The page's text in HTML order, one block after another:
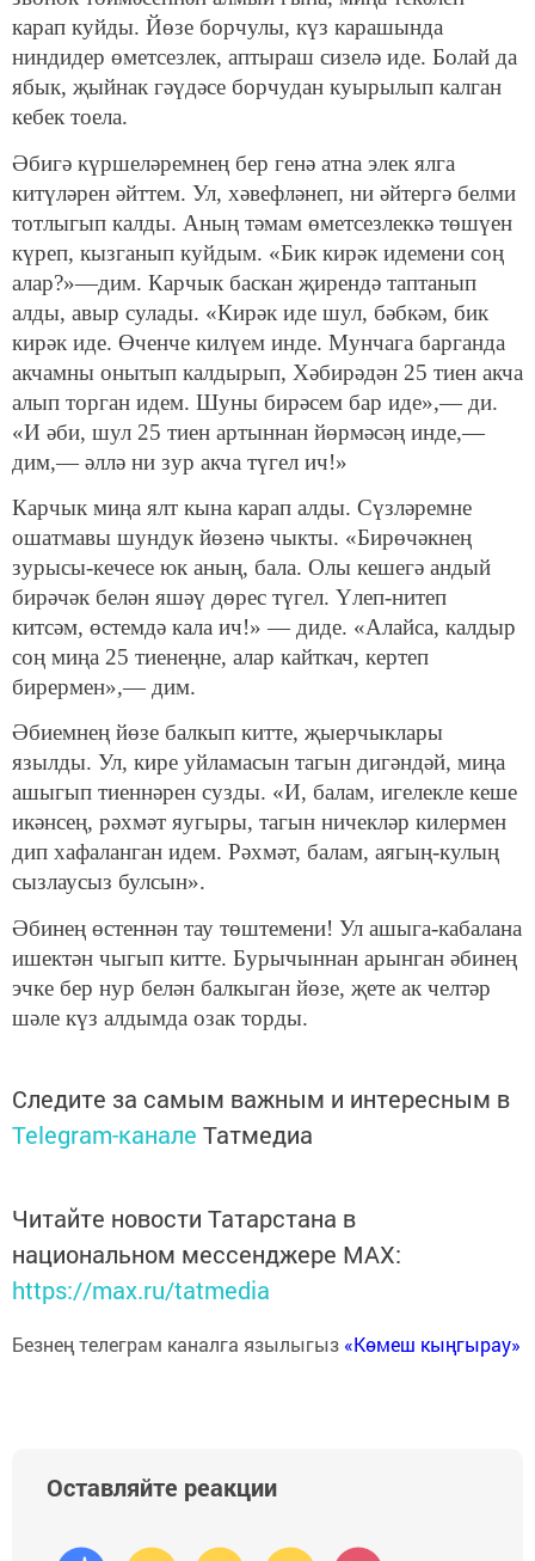
карап куйды. Йөзе борчулы, күз карашында
ниндидер өметсезлек, аптыраш сизелә иде. Болай да
ябык, җыйнак гәүдәсе борчудан куыры­лып калган
кебек тоела.
Әбигә күршеләремнең бер генә атна элек ялга
китүлә­рен әйттем. Ул, хәвефләнеп, ни әйтергә белми
тотлыгып калды. Аның тәмам өметсезлеккә төшүен
күреп, кызга­нып куйдым. «Бик кирәк идемени соң
алар?»—дим. Карчык баскан җирендә таптанып
алды, авыр сулады. «Кирәк иде шул, бәбкәм, бик
кирәк иде. Өченче килүем инде. Мунчага барганда
акчамны онытып калдырып, Хәбирәдән 25 тиен акча
алып торган идем. Шуны бирә­сем бар иде»,— ди.
«И әби, шул 25 тиен артыннан йөрмәсәң инде,—
дим,— әллә ни зур акча түгел ич!»
Карчык миңа ялт кына карап алды. Сүзләремне
ошат­мавы шундук йөзенә чыкты. «Бирөчәкнең
зурысы-кечесе юк аның, бала. Олы кешегә андый
бирәчәк белән яшәү дөрес түгел. Үлеп-нитеп
китсәм, өстемдә кала ич!» — диде. «Алайса, калдыр
соң миңа 25 тиенеңне, алар кайт­кач, кертеп
бирермен»,— дим.
Әбиемнең йөзе балкып китте, җыерчыклары
язылды. Ул, кире уйламасын тагын дигәндәй, миңа
ашыгып ти­еннәрен сузды. «И, балам, игелекле кеше
икәнсең, рәх­мәт яугыры, тагын ничекләр килермен
дип хафаланган идем. Рәхмәт, балам, аягың-кулың
сызлаусыз булсын».
Әбинең өстеннән тау төштемени! Ул ашыга-кабалана
ишектән чыгып китте. Бурычыннан арынган әбинең
эчке бер нур белән балкыган йөзе, җете ак челтәр
шәле күз алдымда озак торды.
Следите за самым важным и интересным в
Telegram-канале Татмедиа
Читайте новости Татарстана в
национальном мессенджере MАХ:
https://max.ru/tatmedia
Безнең телеграм каналга язылыгыз «Көмеш кыңгырау»
Оставляйте реакции